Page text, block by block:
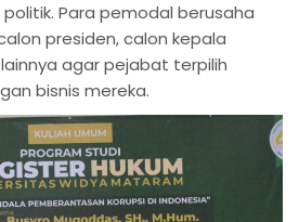
Para pemodal berusaha
presiden, calon kepala
agar pejabat terpilih
bisnis mereka.